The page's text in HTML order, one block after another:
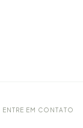
ENTRE EM CONTATO